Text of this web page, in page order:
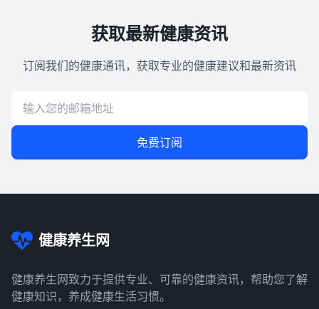
获取最新健康资讯
订阅我们的健康通讯，获取专业的健康建议和最新资讯
免费订阅
健康养生网
健康养生网致力于提供专业、可靠的健康资讯，帮助您了解
健康知识，养成健康生活习惯。